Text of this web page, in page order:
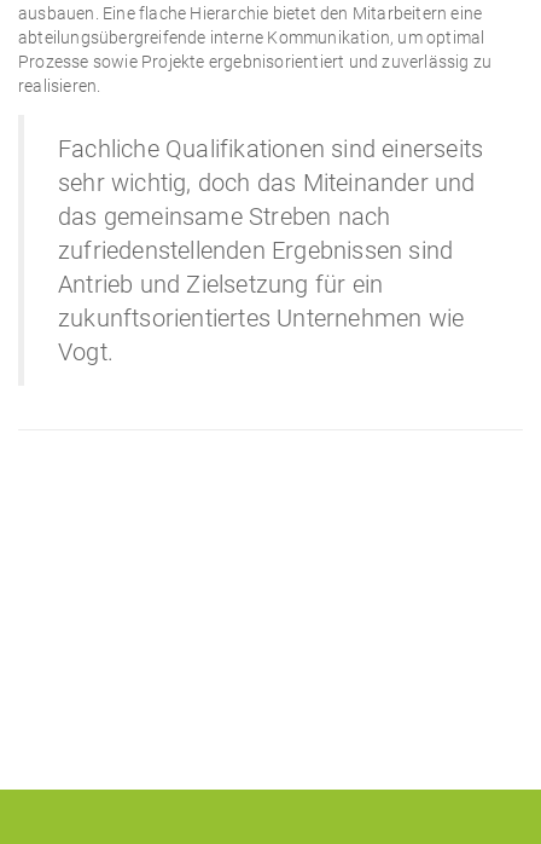
ausbauen. Eine flache Hierarchie bietet den Mitarbeitern eine
abteilungsübergreifende interne Kommunikation, um optimal
Prozesse sowie Projekte ergebnisorientiert und zuverlässig zu
realisieren.
Fachliche Qualifikationen sind einerseits
sehr wichtig, doch das Miteinander und
das gemeinsame Streben nach
zufriedenstellenden Ergebnissen sind
Antrieb und Zielsetzung für ein
zukunftsorientiertes Unternehmen wie
Vogt.